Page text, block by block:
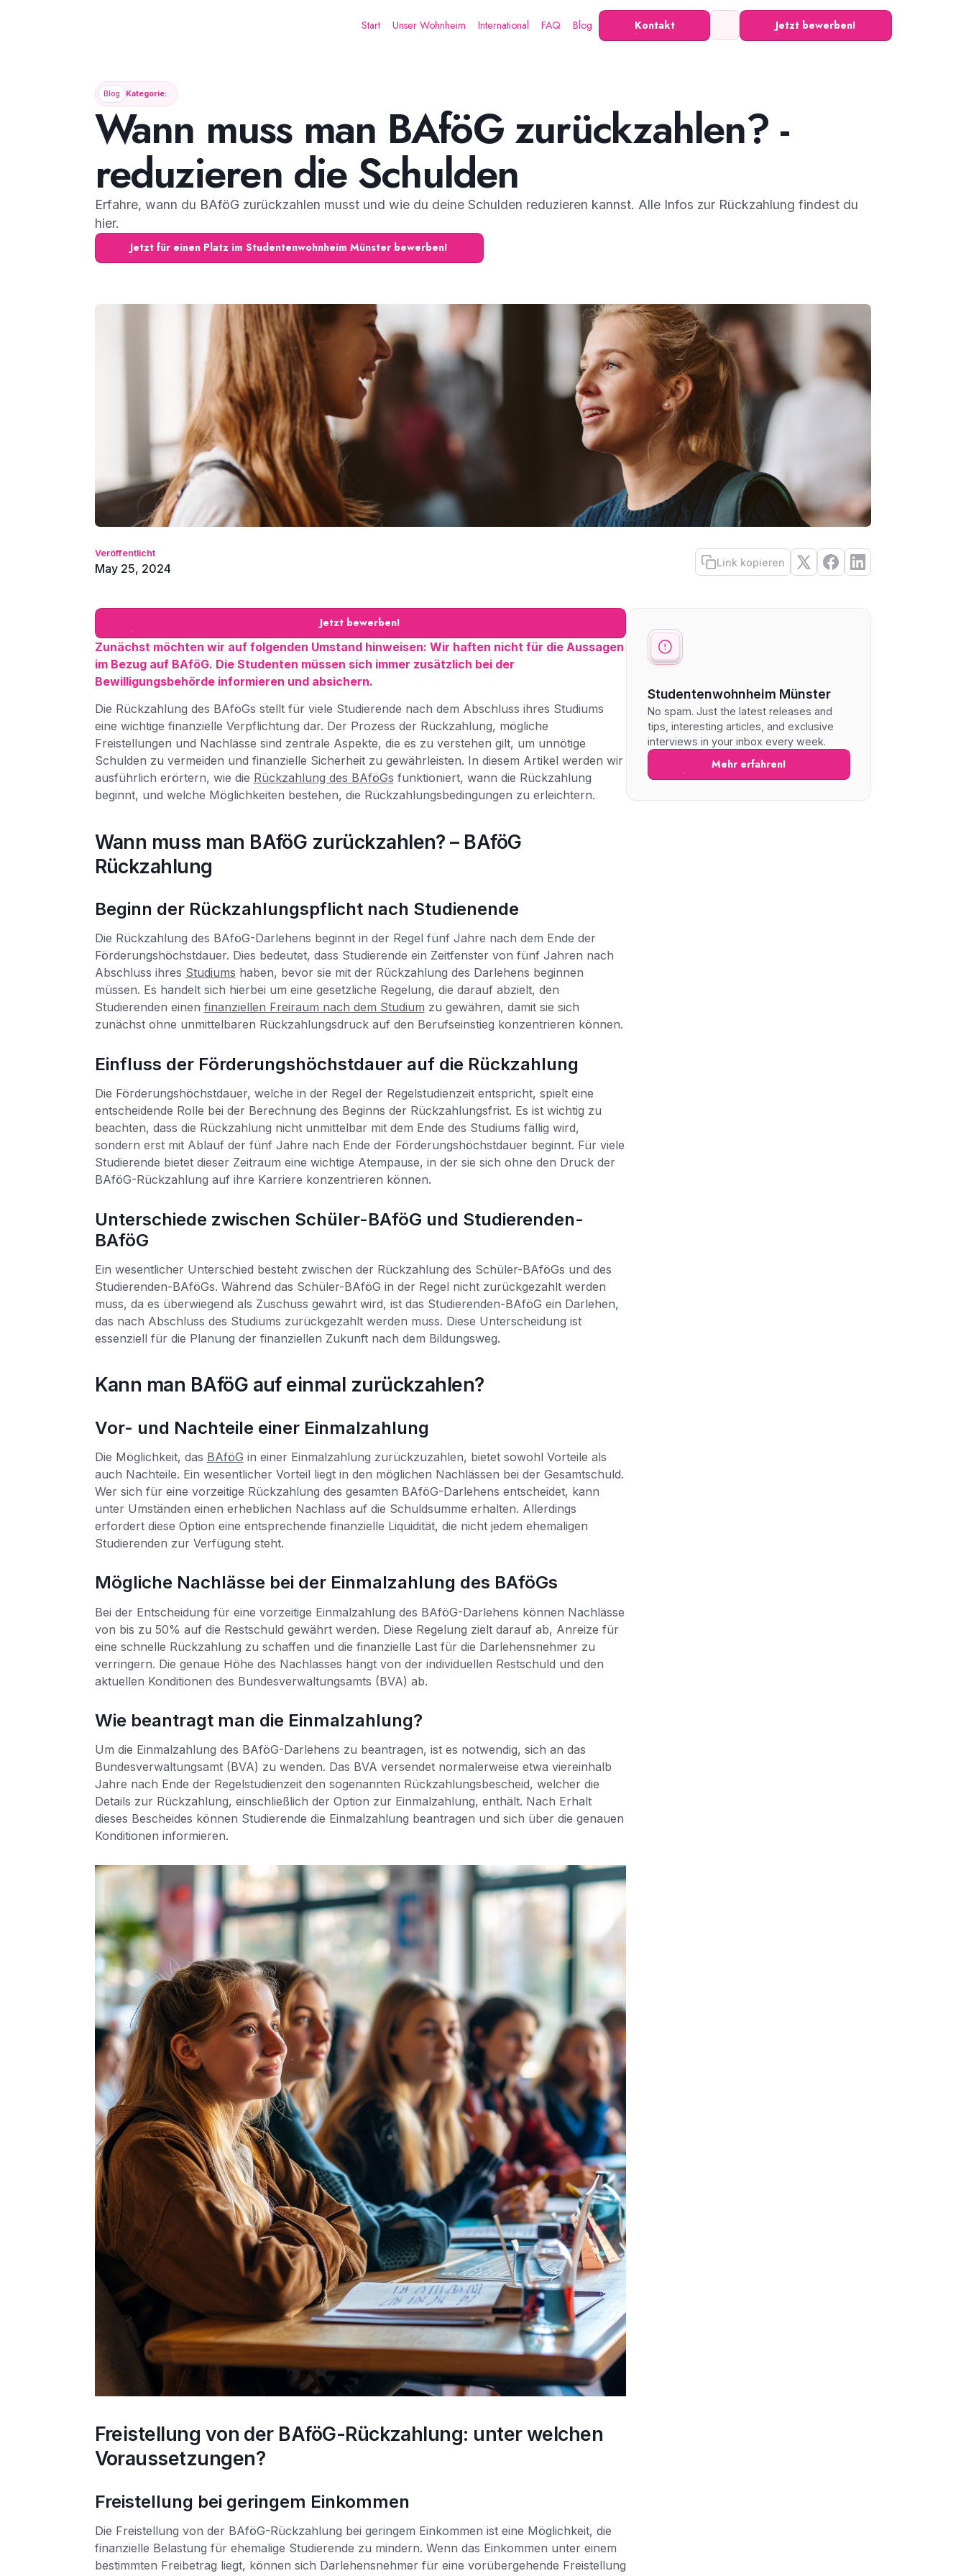
Start Unser Wohnheim International FAQ Blog Kontakt Jetzt bewerben!
Blog Kategorie:
Wann muss man BAföG zurückzahlen? -
reduzieren die Schulden
Erfahre, wann du BAföG zurückzahlen musst und wie du deine Schulden reduzieren kannst. Alle Infos zur Rückzahlung findest du
hier.
Jetzt für einen Platz im Studentenwohnheim Münster bewerben!
Veröffentlicht
May 25, 2024 Link kopieren
Jetzt bewerben!
Zunächst möchten wir auf folgenden Umstand hinweisen: Wir haften nicht für die Aussagen
im Bezug auf BAföG. Die Studenten müssen sich immer zusätzlich bei der
Bewilligungsbehörde informieren und absichern.
Die Rückzahlung des BAföGs stellt für viele Studierende nach dem Abschluss ihres Studiums
eine wichtige finanzielle Verpflichtung dar. Der Prozess der Rückzahlung, mögliche
Freistellungen und Nachlässe sind zentrale Aspekte, die es zu verstehen gilt, um unnötige
Schulden zu vermeiden und finanzielle Sicherheit zu gewährleisten. In diesem Artikel werden wir
ausführlich erörtern, wie die Rückzahlung des BAföGs funktioniert, wann die Rückzahlung
beginnt, und welche Möglichkeiten bestehen, die Rückzahlungsbedingungen zu erleichtern.
Wann muss man BAföG zurückzahlen? – BAföG
Rückzahlung
Beginn der Rückzahlungspflicht nach Studienende
Die Rückzahlung des BAföG-Darlehens beginnt in der Regel fünf Jahre nach dem Ende der
Förderungshöchstdauer. Dies bedeutet, dass Studierende ein Zeitfenster von fünf Jahren nach
Abschluss ihres Studiums haben, bevor sie mit der Rückzahlung des Darlehens beginnen
müssen. Es handelt sich hierbei um eine gesetzliche Regelung, die darauf abzielt, den
Studierenden einen finanziellen Freiraum nach dem Studium zu gewähren, damit sie sich
zunächst ohne unmittelbaren Rückzahlungsdruck auf den Berufseinstieg konzentrieren können.
Einfluss der Förderungshöchstdauer auf die Rückzahlung
Die Förderungshöchstdauer, welche in der Regel der Regelstudienzeit entspricht, spielt eine
entscheidende Rolle bei der Berechnung des Beginns der Rückzahlungsfrist. Es ist wichtig zu
beachten, dass die Rückzahlung nicht unmittelbar mit dem Ende des Studiums fällig wird,
sondern erst mit Ablauf der fünf Jahre nach Ende der Förderungshöchstdauer beginnt. Für viele
Studierende bietet dieser Zeitraum eine wichtige Atempause, in der sie sich ohne den Druck der
BAföG-Rückzahlung auf ihre Karriere konzentrieren können.
Unterschiede zwischen Schüler-BAföG und Studierenden-
BAföG
Ein wesentlicher Unterschied besteht zwischen der Rückzahlung des Schüler-BAföGs und des
Studierenden-BAföGs. Während das Schüler-BAföG in der Regel nicht zurückgezahlt werden
muss, da es überwiegend als Zuschuss gewährt wird, ist das Studierenden-BAföG ein Darlehen,
das nach Abschluss des Studiums zurückgezahlt werden muss. Diese Unterscheidung ist
essenziell für die Planung der finanziellen Zukunft nach dem Bildungsweg.
Kann man BAföG auf einmal zurückzahlen?
Vor- und Nachteile einer Einmalzahlung
Die Möglichkeit, das BAföG in einer Einmalzahlung zurückzuzahlen, bietet sowohl Vorteile als
auch Nachteile. Ein wesentlicher Vorteil liegt in den möglichen Nachlässen bei der Gesamtschuld.
Wer sich für eine vorzeitige Rückzahlung des gesamten BAföG-Darlehens entscheidet, kann
unter Umständen einen erheblichen Nachlass auf die Schuldsumme erhalten. Allerdings
erfordert diese Option eine entsprechende finanzielle Liquidität, die nicht jedem ehemaligen
Studierenden zur Verfügung steht.
Mögliche Nachlässe bei der Einmalzahlung des BAföGs
Bei der Entscheidung für eine vorzeitige Einmalzahlung des BAföG-Darlehens können Nachlässe
von bis zu 50% auf die Restschuld gewährt werden. Diese Regelung zielt darauf ab, Anreize für
eine schnelle Rückzahlung zu schaffen und die finanzielle Last für die Darlehensnehmer zu
verringern. Die genaue Höhe des Nachlasses hängt von der individuellen Restschuld und den
aktuellen Konditionen des Bundesverwaltungsamts (BVA) ab.
Wie beantragt man die Einmalzahlung?
Um die Einmalzahlung des BAföG-Darlehens zu beantragen, ist es notwendig, sich an das
Bundesverwaltungsamt (BVA) zu wenden. Das BVA versendet normalerweise etwa viereinhalb
Jahre nach Ende der Regelstudienzeit den sogenannten Rückzahlungsbescheid, welcher die
Details zur Rückzahlung, einschließlich der Option zur Einmalzahlung, enthält. Nach Erhalt
dieses Bescheides können Studierende die Einmalzahlung beantragen und sich über die genauen
Konditionen informieren.
Freistellung von der BAföG-Rückzahlung: unter welchen
Voraussetzungen?
Freistellung bei geringem Einkommen
Die Freistellung von der BAföG-Rückzahlung bei geringem Einkommen ist eine Möglichkeit, die
finanzielle Belastung für ehemalige Studierende zu mindern. Wenn das Einkommen unter einem
bestimmten Freibetrag liegt, können sich Darlehensnehmer für eine vorübergehende Freistellung
Studentenwohnheim Münster
No spam. Just the latest releases and
tips, interesting articles, and exclusive
interviews in your inbox every week.
Mehr erfahren!